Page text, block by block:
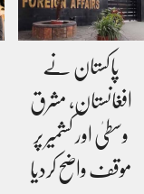
پاکستان نے
افغانستان، مشرق
وسطیٰ اور کشمیر پر
موقف واضح کردیا